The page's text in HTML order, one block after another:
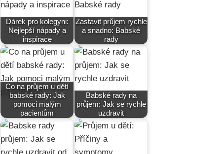
Dárek pro kolegyni:
Nejlepší nápady a
inspirace
Zastavit průjem rychle
a snadno: Babské
rady
Co na průjem u dětí
babské rady: Jak
pomoci malým
pacientům
Babské rady na
průjem: Jak se rychle
uzdravit